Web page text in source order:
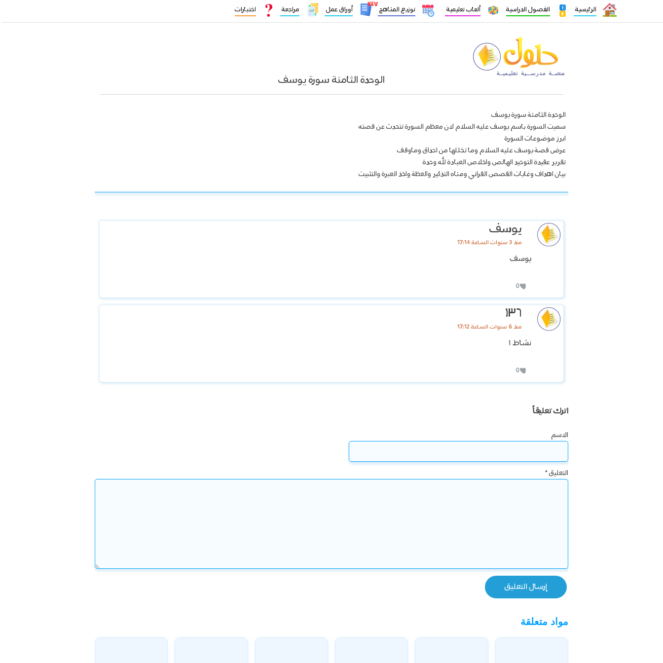
الرئيسية الفصول الدراسية ألعاب تعليمية توزيع المناهج
١٤٤٧
أوراق عمل مراجعة اختبارات
الوحدة الثامنة سورة يوسف
الوحدة الثامنة سورة يوسف
سميت السورة باسم يوسف عليه السلام لان معظم السورة تتحدث عن قصته
ابرز موضوعات السورة
عرض قصة يوسف عليه السلام وما تخللها من احداق وماوقف
تقرير عقيدة التوحيد الهالص واخلاص العبادة لله وحدة
بيان اهداف وغايات القصص القراني ومناه التذكير والعظة واخذ العبرة والتثبيت
يوسف
منذ 3 سنوات الساعة 17:14
يوسف
0
١٣٦
منذ 6 سنوات الساعة 17:12
نشاط ١
0
اترك تعليقاً
الاسم
التعليق*
مواد متعلقة